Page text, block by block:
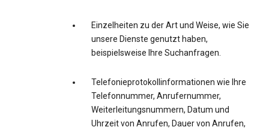
Einzelheiten zu der Art und Weise, wie Sie
unsere Dienste genutzt haben,
beispielsweise Ihre Suchanfragen.
Telefonieprotokollinformationen wie Ihre
Telefonnummer, Anrufernummer,
Weiterleitungsnummern, Datum und
Uhrzeit von Anrufen, Dauer von Anrufen,